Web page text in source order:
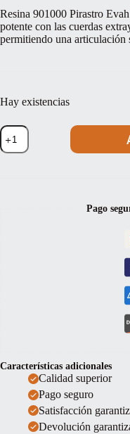
original
era:
35,31 €.
actual
es:
32,84 €.
Resina 901000 Pirastro
potente con las cuerdas
permitiendo una articulación
Hay existencias
Resina
violín/viola/cello
Pirastro
Pago
Características adicionales
Calidad superior
Pago seguro
Satisfacción
Devolución